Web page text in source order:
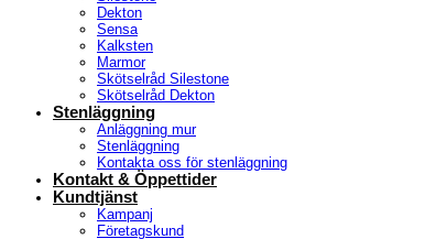
Dekton
Sensa
Kalksten
Marmor
Skötselråd Silestone
Skötselråd Dekton
Stenläggning
Anläggning mur
Stenläggning
Kontakta oss för stenläggning
Kontakt & Öppettider
Kundtjänst
Kampanj
Företagskund